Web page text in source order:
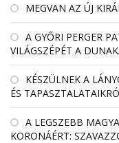
MEGVAN AZ ÚJ
A GYŐRI PERGER
VILÁGSZÉPÉT A
KÉSZÜLNEK A
ÉS
A LEGSZEBB
KORONÁÉRT: